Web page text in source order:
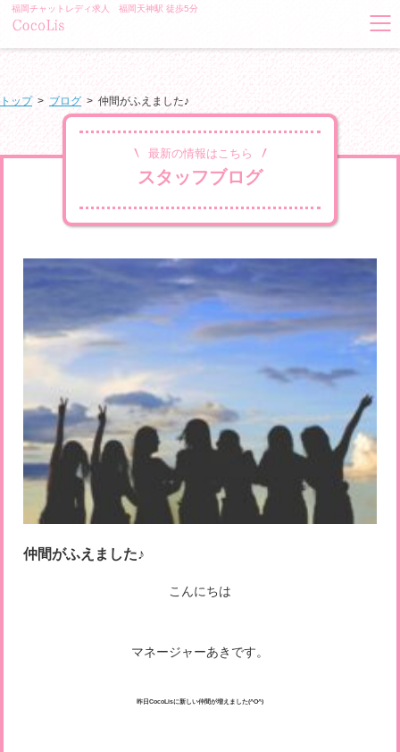
福岡チャットレディ求人 福岡天神駅 徒歩5分
トップ> ブログ > 仲間がふえました♪
最新の情報はこちら
スタッフブログ
仲間がふえました♪
こんにちは
マネージャーあきです。
昨日CocoLisに新しい仲間が増えました(^O^)